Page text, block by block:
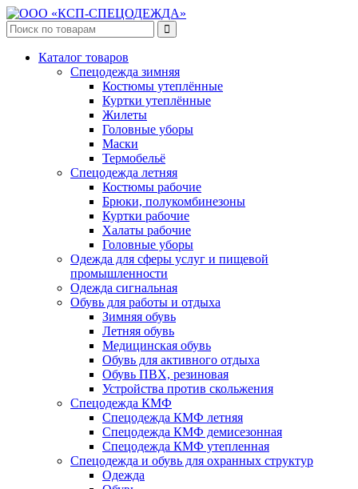
Каталог товаров
Спецодежда зимняя
Костюмы утеплённые
Куртки утеплённые
Жилеты
Головные уборы
Маски
Термобельё
Спецодежда летняя
Костюмы рабочие
Брюки, полукомбинезоны
Куртки рабочие
Халаты рабочие
Головные уборы
Одежда для сферы услуг и пищевой
промышленности
Одежда сигнальная
Обувь для работы и отдыха
Зимняя обувь
Летняя обувь
Медицинская обувь
Обувь для активного отдыха
Обувь ПВХ, резиновая
Устройства против скольжения
Спецодежда КМФ
Спецодежда КМФ летняя
Спецодежда КМФ демисезонная
Спецодежда КМФ утепленная
Спецодежда и обувь для охранных структур
Одежда